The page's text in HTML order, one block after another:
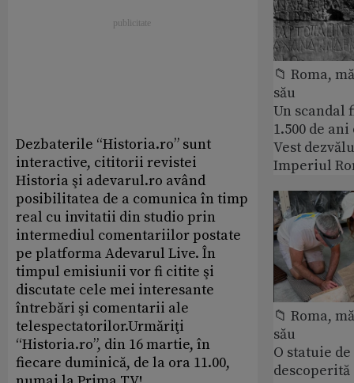
Dezbaterile “Historia.ro” sunt
interactive, cititorii revistei
Historia şi adevarul.ro având
posibilitatea de a comunica în timp
real cu invitatii din studio prin
intermediul comentariilor postate
pe platforma Adevarul Live. În
timpul emisiunii vor fi citite şi
discutate cele mei interesante
întrebări şi comentarii ale
telespectatorilor.Urmăriţi
“Historia.ro”, din 16 martie, în
fiecare duminică, de la ora 11.00,
📁 Roma,
său
Un scandal
1.500 de
Vest
Imperiul
📁 Roma,
său
O statuie